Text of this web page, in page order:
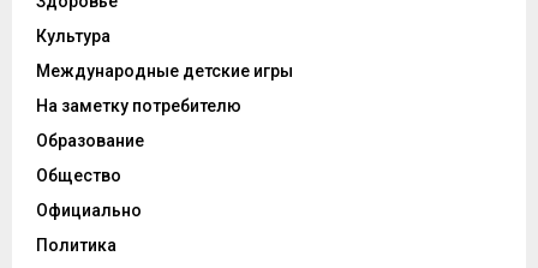
Культура
Международные детские игры
На заметку потребителю
Образование
Общество
Официально
Политика